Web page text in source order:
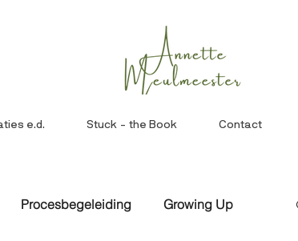
e.d. Stuck - the Book Contact
Procesbegeleiding Growing Up